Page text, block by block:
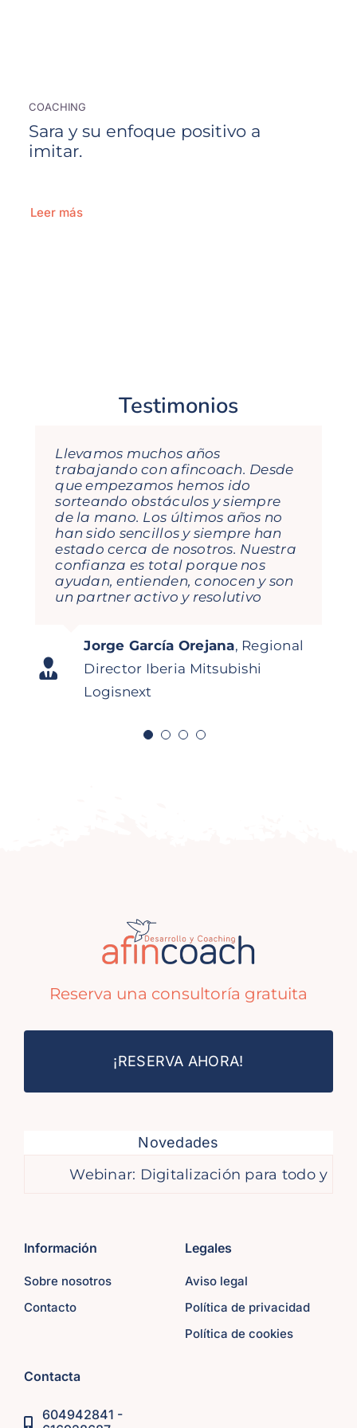
COACHING
Sara y su enfoque positivo a
imitar.
Leer más
Testimonios
Llevamos muchos años
trabajando con afincoach. Desde
que empezamos hemos ido
sorteando obstáculos y siempre
de la mano. Los últimos años no
han sido sencillos y siempre han
estado cerca de nosotros. Nuestra
confianza es total porque nos
ayudan, entienden, conocen y son
un partner activo y resolutivo
Jorge García Orejana, Regional
Director Iberia Mitsubishi
Logisnext
Pedro N. Rodriguez Director
Comercial SDMM
María, Gema e Isabel son
fantásticas! De cada formación
que he recibido con ellas te llevas
aprendizajes, porque el
dinamismo con lo que enfocan
cada tema lo hace todo muy
visual, sencillo y te hace pensar… y
esto ayuda a nivel profesional y
personal. Seguiremos contando
Carolina Daroca Urios
Gestión de
Abonados Real Club de Golf La
Reserva una consultoría gratuita
¡RESERVA AHORA!
Novedades
Webinar: Digitalización para todo y
Información
Sobre nosotros
Contacto
Legales
Aviso legal
Política de privacidad
Política de cookies
Contacta
604942841 -